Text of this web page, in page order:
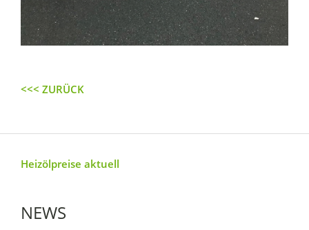
<<< ZURÜCK
Heizölpreise aktuell
NEWS